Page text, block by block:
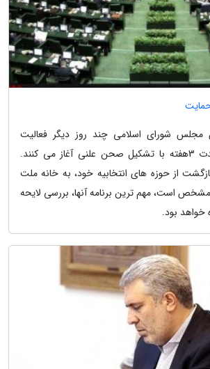
مجلس شورای اسلامی چند روز دیگر فعالیت
پاییزی خود را به مدت 3هفته با تشکیل صحن علنی آغاز می کنند.
از حوزه های انتخابیه خود، به خانه ملت
است، مهم ترین برنامه آنها، بررسی لایحه
خواهد بود.